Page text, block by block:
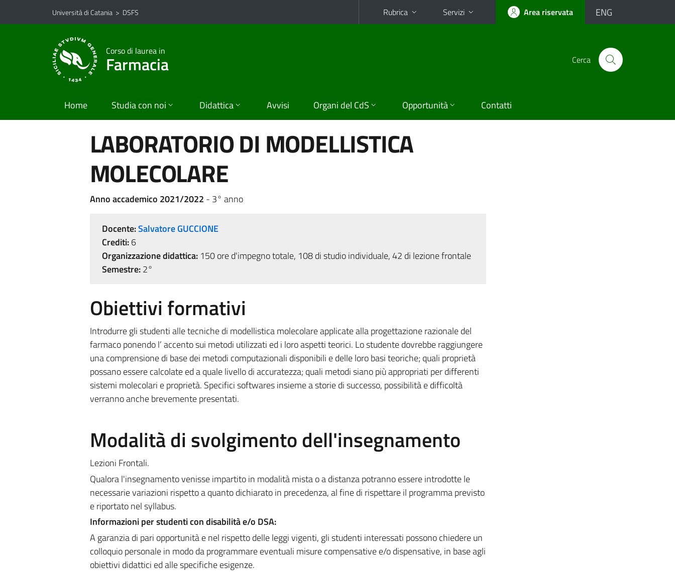
Vai al contenuto principale
Vai al menu di navigazione
Università di Catania > DSFS Rubrica Servizi Area riservata ENG
Corso di laurea in
Farmacia Cerca
Home Studia con noi Didattica Avvisi Organi del CdS Opportunità Contatti
LABORATORIO DI MODELLISTICA
MOLECOLARE
Anno accademico 2021/2022 - 3° anno
Docente:Salvatore GUCCIONE
Crediti:6
Organizzazione didattica:150 ore d'impegno totale, 108 di studio individuale, 42 di lezione frontale
Semestre:2°
Obiettivi formativi
Introdurre gli studenti alle tecniche di modellistica molecolare applicate alla progettazione razionale del
farmaco ponendo l’ accento sui metodi utilizzati ed i loro aspetti teorici. Lo studente dovrebbe raggiungere
una comprensione di base dei metodi computazionali disponibili e delle loro basi teoriche; quali proprietà
possano essere calcolate ed a quale livello di accuratezza; quali metodi siano più appropriati per differenti
sistemi molecolari e proprietà. Specifici softwares insieme a storie di successo, possibilità e difficoltà
verranno anche brevemente presentati.
Modalità di svolgimento dell'insegnamento
Lezioni Frontali.
Qualora l'insegnamento venisse impartito in modalità mista o a distanza potranno essere introdotte le
necessarie variazioni rispetto a quanto dichiarato in precedenza, al fine di rispettare il programma previsto
e riportato nel syllabus.
Informazioni per studenti con disabilità e/o DSA:
A garanzia di pari opportunità e nel rispetto delle leggi vigenti, gli studenti interessati possono chiedere un
colloquio personale in modo da programmare eventuali misure compensative e/o dispensative, in base agli
obiettivi didattici ed alle specifiche esigenze.